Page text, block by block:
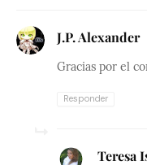
J.P. Alexander
Gracias por el
Responder
Teresa